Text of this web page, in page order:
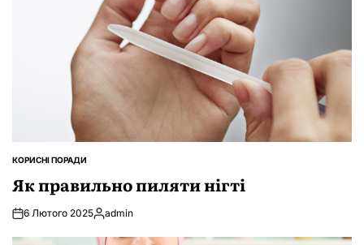
ОПУБЛІКУВАТИ
КОРИСНІ ПОРАДИ
Як правильно пиляти нігті
6 Лютого 2025Опубліковано
admin